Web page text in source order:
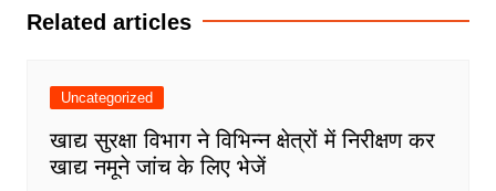
Related articles
Uncategorized
खाद्य सुरक्षा विभाग ने विभिन्न क्षेत्रों में निरीक्षण कर
खाद्य नमूने जांच के लिए भेजें